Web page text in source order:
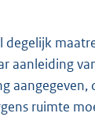
aanleiding
ruimte